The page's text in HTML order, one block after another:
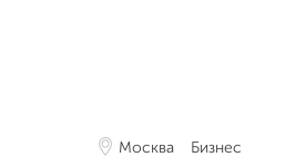
Москва Бизнес